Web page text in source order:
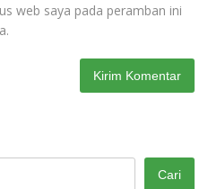
web saya pada peramban ini
Cari